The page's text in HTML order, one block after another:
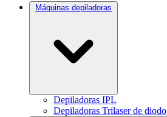
Máquinas depiladoras
Depiladoras IPL
Depiladoras Trilaser de diodo